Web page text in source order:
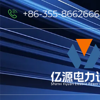
 +86-355-8662666